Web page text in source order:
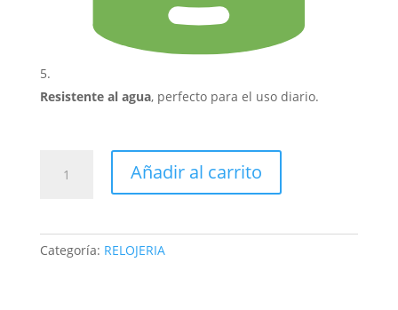
Resistente al agua, perfecto para el uso diario.
clasico
Añadir al carrito
Categoría: RELOJERIA